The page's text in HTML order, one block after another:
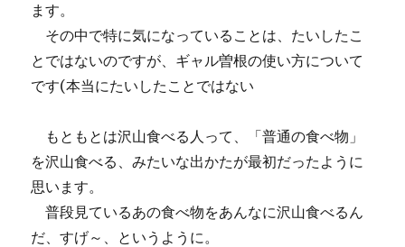
ます。
その中で特に気になっていることは、たいしたこ
とではないのですが、ギャル曽根の使い方について
です(本当にたいしたことではない
もともとは沢山食べる人って、「普通の食べ物」
を沢山食べる、みたいな出かたが最初だったように
思います。
普段見ているあの食べ物をあんなに沢山食べるん
だ、すげ～、というように。